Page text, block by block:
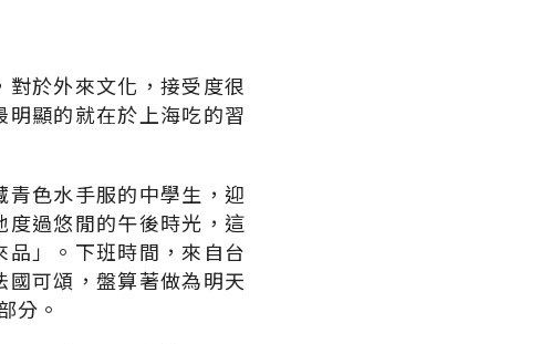
於外來文化，接受度很
顯的就在於上海吃的習
色水手服的中學生，迎
過悠閒的午後時光，這
」。下班時間，來自台
可頌，盤算著做為明天
分。